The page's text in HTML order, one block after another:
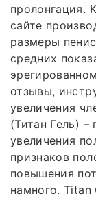
пролонгация.
сайте
размеры
средних
отзывы,
увеличения
(Титан Гель) –
увеличения
признаков
повышения
намного. Titan